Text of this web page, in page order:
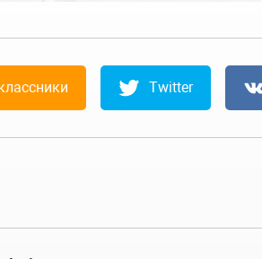
Twitter